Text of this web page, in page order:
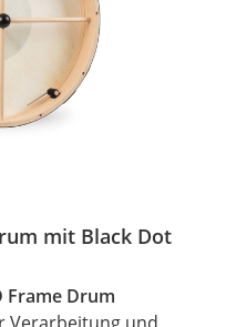
mit Black Dot
Frame Drum